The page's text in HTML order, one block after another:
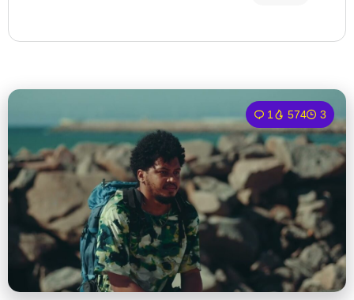
1 574 3